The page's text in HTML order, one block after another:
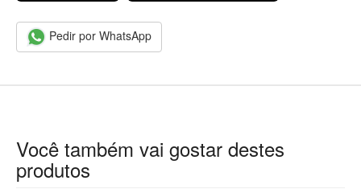
Pedir por WhatsApp
Você também vai gostar destes
produtos